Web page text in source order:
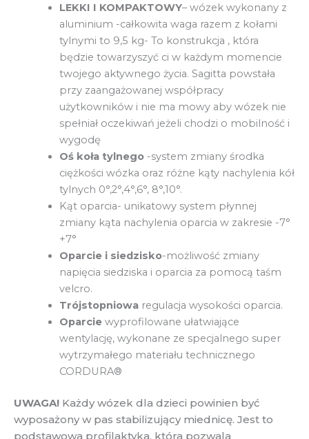
LEKKI I KOMPAKTOWY– wózek wykonany z
aluminium -całkowita waga razem z kołami
tylnymi to 9,5 kg- To konstrukcja , która
będzie towarzyszyć ci w każdym momencie
twojego aktywnego życia. Sagitta powstała
przy zaangażowanej współpracy
użytkowników i nie ma mowy aby wózek nie
spełniał oczekiwań jeżeli chodzi o mobilność i
wygodę
Oś koła tylnego-system zmiany środka
ciężkości wózka oraz różne kąty nachylenia kół
tylnych 0°,2°,4°,6°, 8°,10°.
Kąt oparcia- unikatowy system płynnej
zmiany kąta nachylenia oparcia w zakresie -7°
+7°
Oparcie i siedzisko-możliwość zmiany
napięcia siedziska i oparcia za pomocą taśm
velcro.
Trójstopniowaregulacja wysokości oparcia.
Oparciewyprofilowane ułatwiające
wentylację, wykonane ze specjalnego super
wytrzymałego materiału technicznego
CORDURA®
UWAGA! Każdy wózek dla dzieci powinien być
wyposażony w pas stabilizujący miednicę. Jest to
podstawowa profilaktyka, która pozwala